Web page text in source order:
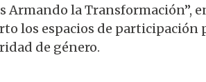
Armando la Transformación”,
los espacios de participación
de género.